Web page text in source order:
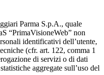
Parma S.p.A., quale
“PrimaVisioneWeb” non
identificativi dell’utente,
(cfr. art. 122, comma 1
di servizi o di dati
aggregate sull’uso del